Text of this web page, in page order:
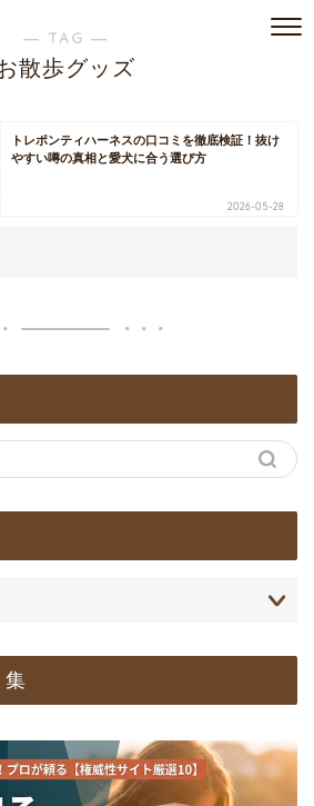
― TAG ―
散歩グッズ
トレポンティハーネスの口コミを徹底検証！抜け
やすい噂の真相と愛犬に合う選び方
2026-05-28